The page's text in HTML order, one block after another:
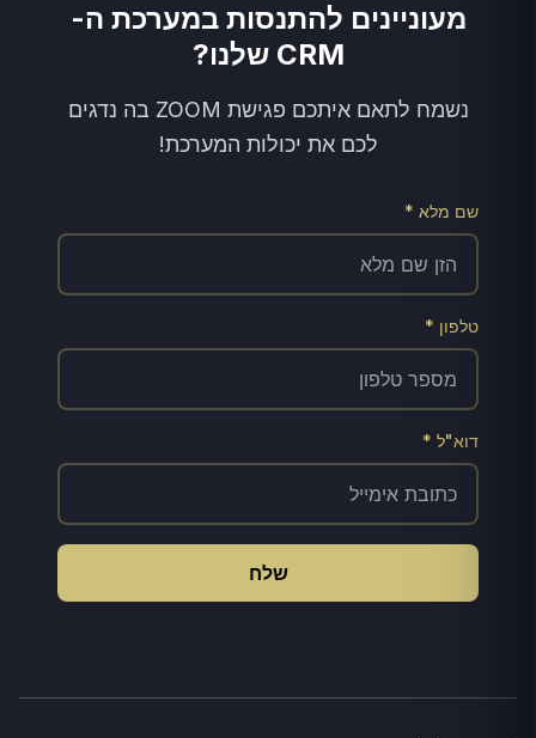
מעוניינים להתנסות במערכת ה-
CRM שלנו?
נשמח לתאם איתכם פגישת ZOOM בה נדגים
לכם את יכולות המערכת!
שם מלא *
טלפון *
דוא"ל *
שלח